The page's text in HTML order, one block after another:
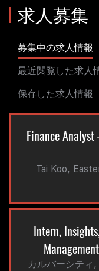
求人募集
募集中の求人情報
最近閲覧した求人
保存した求人情報
Finance
Tai Koo,
Intern,
カルバーシティ